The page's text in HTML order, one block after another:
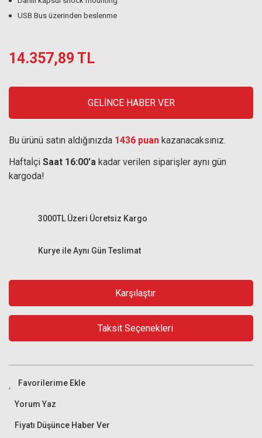
USB Bus üzerinden beslenme
14.357,89 TL
GELİNCE HABER VER
Bu ürünü satın aldığınızda 1436 puan kazanacaksınız.
Haftaİçi Saat 16:00'a kadar verilen siparişler aynı gün
kargoda!
Kurye ile Aynı Gün Teslimat
3000TL Üzeri Ücretsiz Kargo
Karşılaştır
Taksit Seçenekleri
Yorum Yaz
Fiyatı Düşünce Haber Ver